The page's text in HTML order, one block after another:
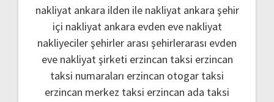
nakliyat ankara ilden ile nakliyat ankara şehir
içi nakliyat ankara evden eve nakliyat
nakliyeciler şehirler arası şehirlerarası evden
eve nakliyat şirketi erzincan taksi erzincan
taksi numaraları erzincan otogar taksi
erzincan merkez taksi erzincan ada taksi